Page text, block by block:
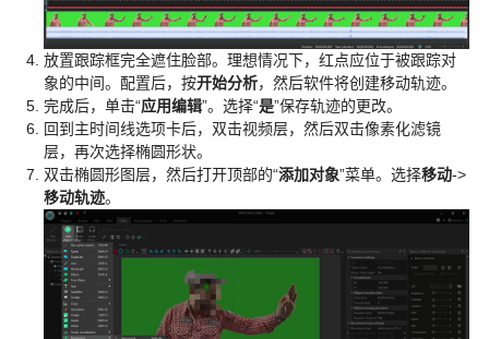
放置跟踪框完全遮住脸部。理想情况下，红点应位于被跟踪对
象的中间。配置后，按开始分析，然后软件将创建移动轨迹。
完成后，单击“应用编辑”。选择“是”保存轨迹的更改。
回到主时间线选项卡后，双击视频层，然后双击像素化滤镜
层，再次选择椭圆形状。
双击椭圆形图层，然后打开顶部的“添加对象”菜单。选择移动->
移动轨迹。